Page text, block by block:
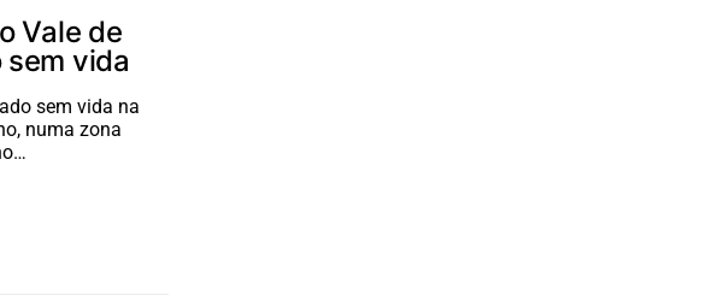
Vale de
vida
sem vida na
numa zona